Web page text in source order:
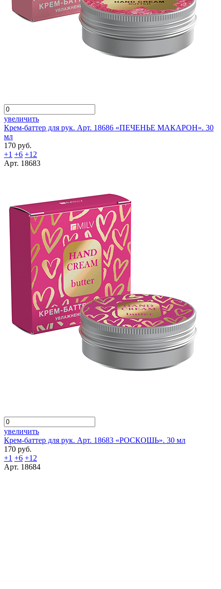
увеличить
Крем-баттер для рук. Арт. 18686 «ПЕЧЕНЬЕ МАКАРОН». 30
мл
170 руб.
+1 +6 +12
Арт. 18683
увеличить
Крем-баттер для рук. Арт. 18683 «РОСКОШЬ». 30 мл
170 руб.
+1 +6 +12
Арт. 18684